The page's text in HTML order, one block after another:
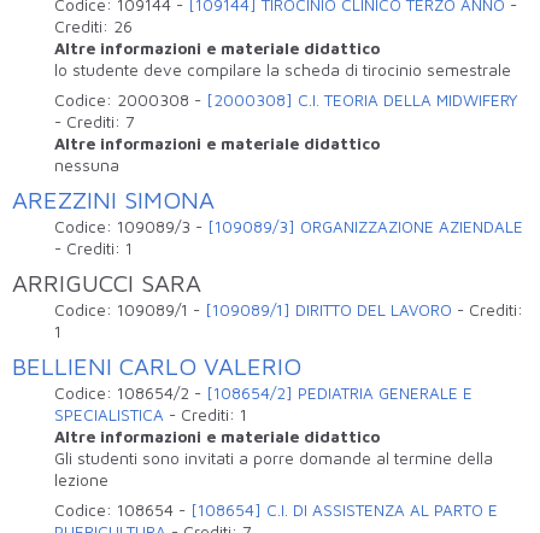
Codice: 109144 - [109144] TIROCINIO CLINICO TERZO ANNO -
Crediti: 26
Altre informazioni e materiale didattico
lo studente deve compilare la scheda di tirocinio semestrale
Codice: 2000308 - [2000308] C.I. TEORIA DELLA MIDWIFERY
- Crediti: 7
Altre informazioni e materiale didattico
nessuna
AREZZINI SIMONA
Codice: 109089/3 - [109089/3] ORGANIZZAZIONE AZIENDALE
- Crediti: 1
ARRIGUCCI SARA
Codice: 109089/1 - [109089/1] DIRITTO DEL LAVORO - Crediti:
1
BELLIENI CARLO VALERIO
Codice: 108654/2 - [108654/2] PEDIATRIA GENERALE E
SPECIALISTICA - Crediti: 1
Altre informazioni e materiale didattico
Gli studenti sono invitati a porre domande al termine della
lezione
Codice: 108654 - [108654] C.I. DI ASSISTENZA AL PARTO E